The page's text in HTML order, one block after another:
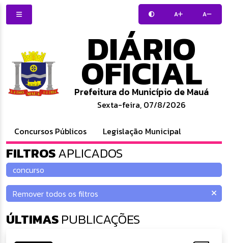
A A
DIÁRIO
OFICIAL
Prefeitura do Município de Mauá
Sexta-feira, 07/8/2026
Concursos Públicos Legislação Municipal
FILTROSAPLICADOS
ÚLTIMASPUBLICAÇÕES